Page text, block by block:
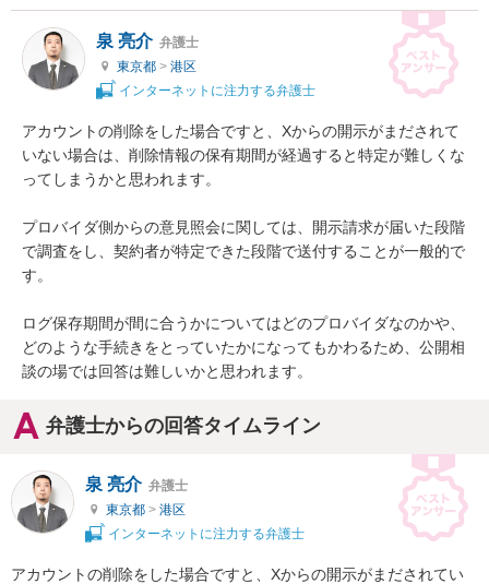
泉 亮介 弁護士
東京都 > 港区
インターネットに注力する弁護士
アカウントの削除をした場合ですと、Xからの開示がまだされて
いない場合は、削除情報の保有期間が経過すると特定が難しくな
ってしまうかと思われます。
プロバイダ側からの意見照会に関しては、開示請求が届いた段階
で調査をし、契約者が特定できた段階で送付することが一般的で
す。
ログ保存期間が間に合うかについてはどのプロバイダなのかや、
どのような手続きをとっていたかになってもかわるため、公開相
談の場では回答は難しいかと思われます。
弁護士からの回答タイムライン
泉 亮介 弁護士
東京都 > 港区
インターネットに注力する弁護士
アカウントの削除をした場合ですと、Xからの開示がまだされてい